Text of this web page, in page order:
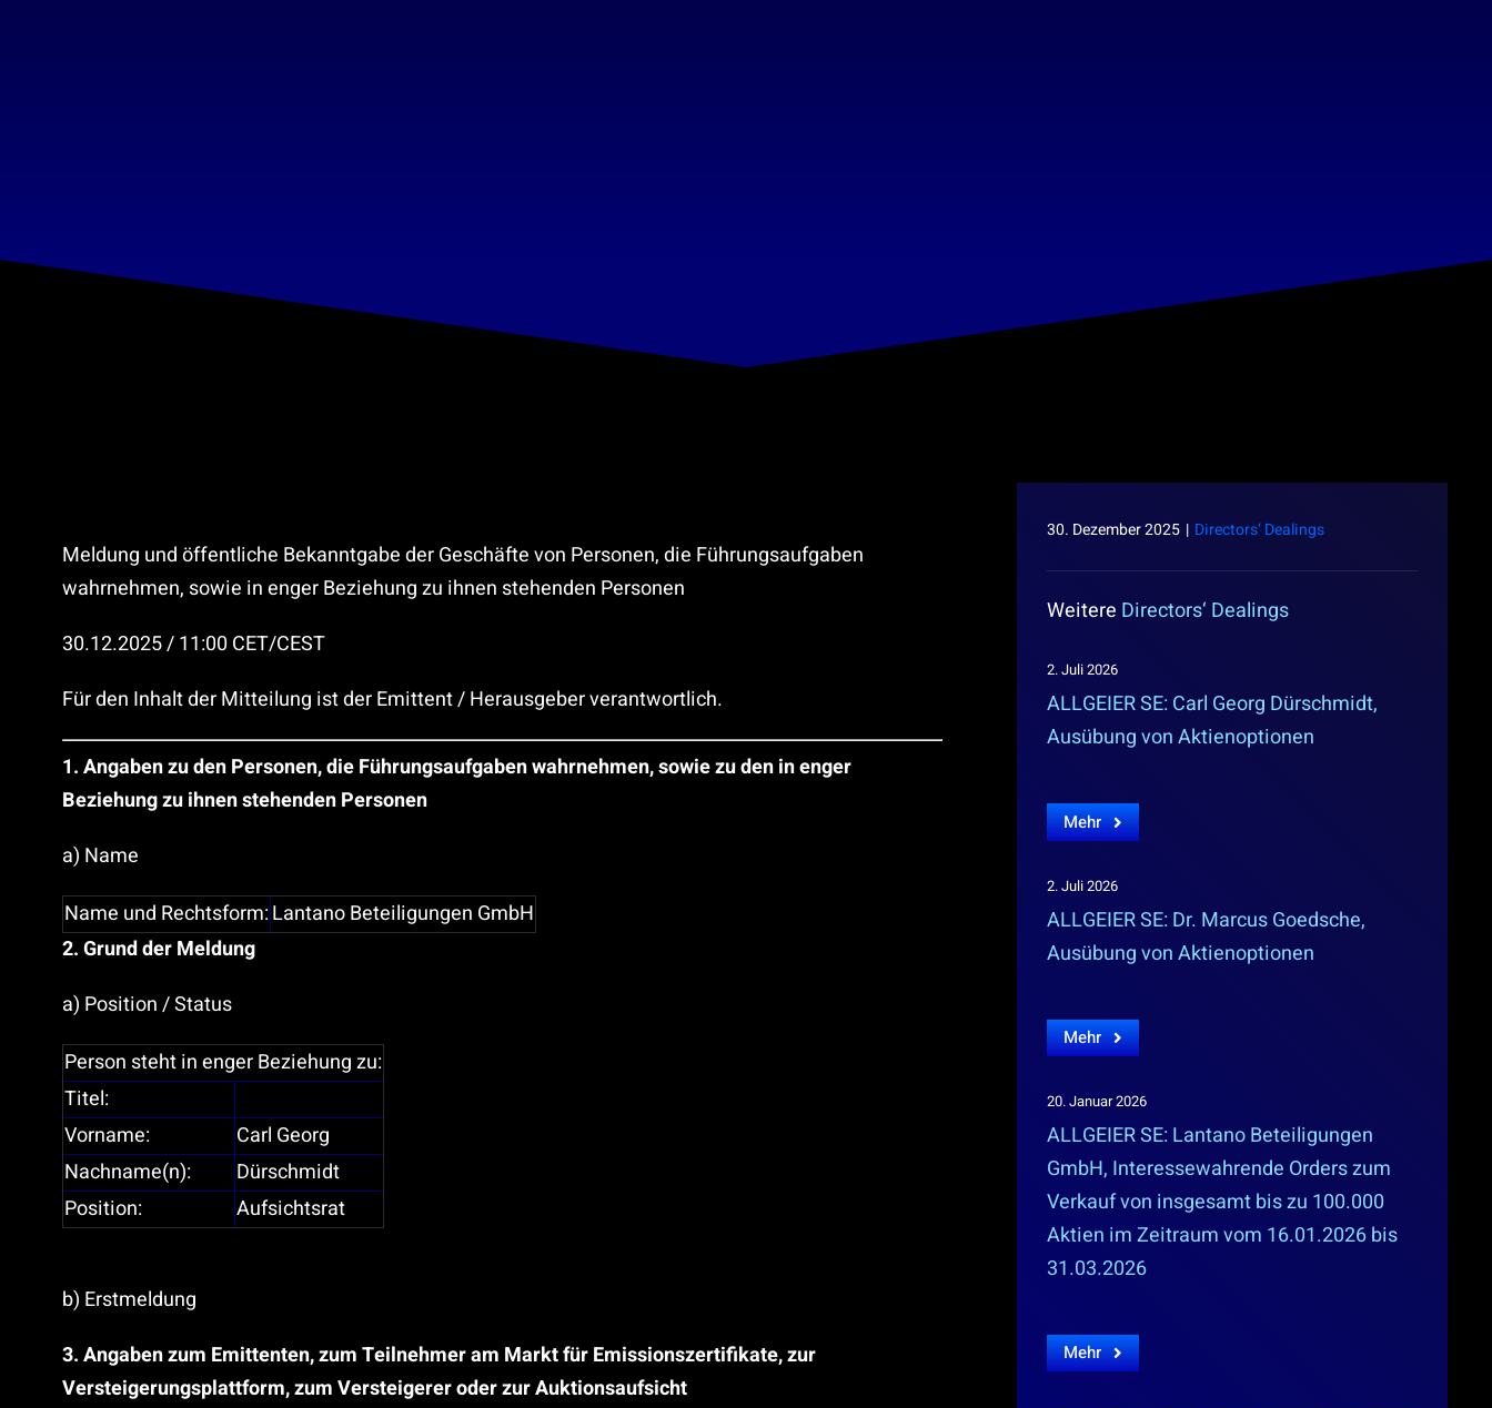
Meldung und öffentliche Bekanntgabe der Geschäfte von Personen, die Führungsaufgaben
wahrnehmen, sowie in enger Beziehung zu ihnen stehenden Personen
30.12.2025 / 11:00 CET/CEST
Für den Inhalt der Mitteilung ist der Emittent / Herausgeber verantwortlich.
1. Angaben zu den Personen, die Führungsaufgaben wahrnehmen, sowie zu den in enger
Beziehung zu ihnen stehenden Personen
a) Name
Name und Rechtsform:Lantano Beteiligungen GmbH
2. Grund der Meldung
a) Position / Status
Person steht in enger Beziehung zu:
Titel:
Vorname:
Carl Georg
Nachname(n):
Dürschmidt
Position:
Aufsichtsrat
b) Erstmeldung
3. Angaben zum Emittenten, zum Teilnehmer am Markt für Emissionszertifikate, zur
Versteigerungsplattform, zum Versteigerer oder zur Auktionsaufsicht
30. Dezember 2025 | Directors‘ Dealings
Weitere Directors‘ Dealings
2. Juli 2026
ALLGEIER SE: Carl Georg Dürschmidt,
Ausübung von Aktienoptionen
Mehr
2. Juli 2026
ALLGEIER SE: Dr. Marcus Goedsche,
Ausübung von Aktienoptionen
Mehr
20. Januar 2026
ALLGEIER SE: Lantano Beteiligungen
GmbH, Interessewahrende Orders zum
Verkauf von insgesamt bis zu 100.000
Aktien im Zeitraum vom 16.01.2026 bis
31.03.2026
Mehr